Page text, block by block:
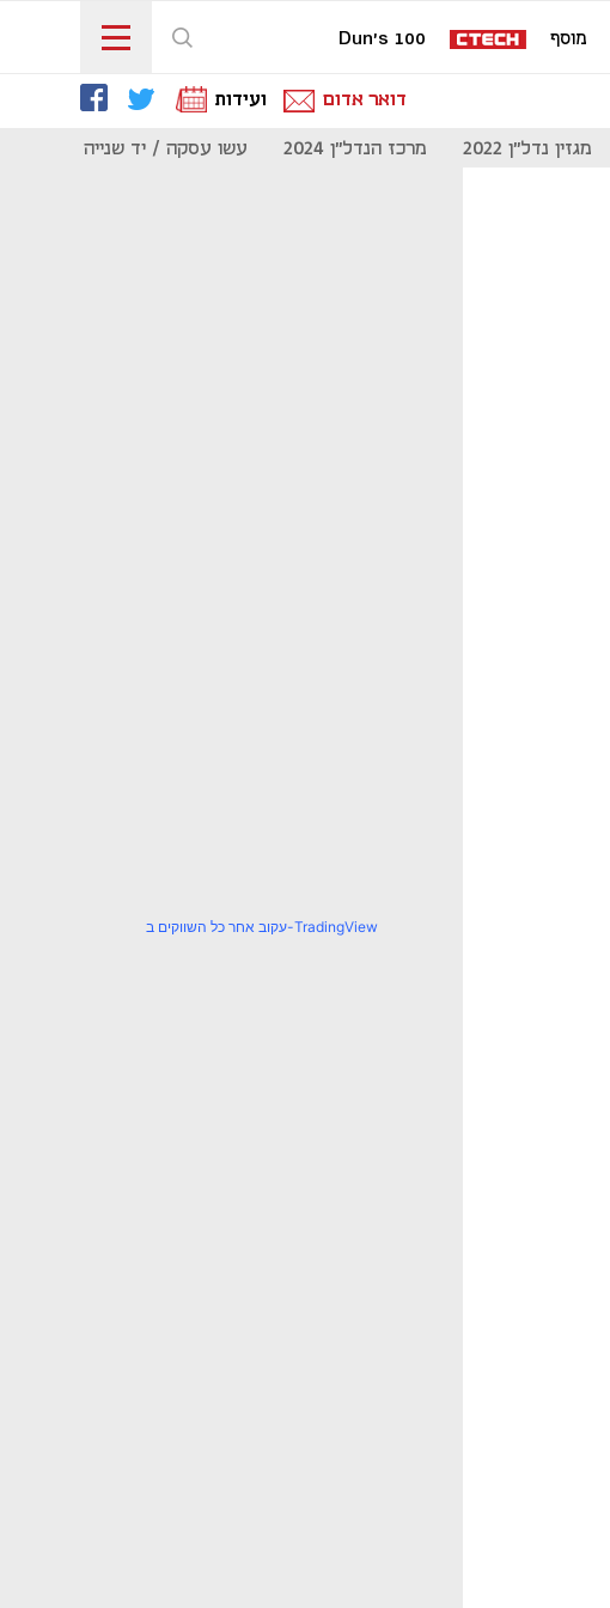
מוסף Dun's 100
דואר אדום ועידות
מגזין נדל"ן 2022 מרכז הנדל"ן 2024 עשו עסקה / יד שנייה
עקוב אחר כל השווקים ב-TradingView